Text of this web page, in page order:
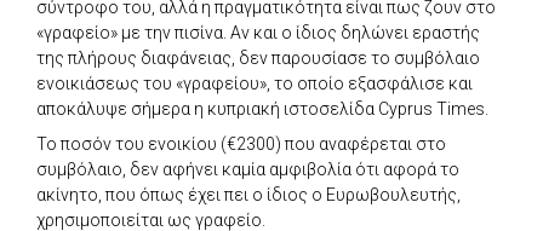
σύντροφο του, αλλά η πραγματικότητα είναι πως ζουν στο
«γραφείο» με την πισίνα. Αν και ο ίδιος δηλώνει εραστής
της πλήρους διαφάνειας, δεν παρουσίασε το συμβόλαιο
ενοικιάσεως του «γραφείου», το οποίο εξασφάλισε και
αποκάλυψε σήμερα η κυπριακή ιστοσελίδα Cyprus Times.
Το ποσόν του ενοικίου (€2300) που αναφέρεται στο
συμβόλαιο, δεν αφήνει καμία αμφιβολία ότι αφορά το
ακίνητο, που όπως έχει πει ο ίδιος ο Ευρωβουλευτής,
χρησιμοποιείται ως γραφείο.